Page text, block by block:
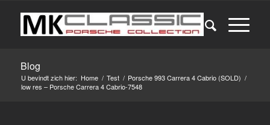
Blog
U bevindt zich hier: Home / Test / Porsche 993 Carrera 4 Cabrio (SOLD) /
low res – Porsche Carrera 4 Cabrio-7548